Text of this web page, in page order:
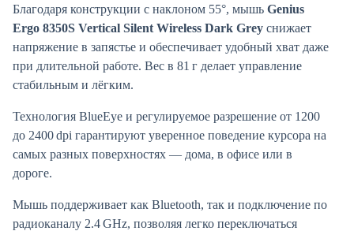
Благодаря конструкции с наклоном 55°, мышь Genius
Ergo 8350S Vertical Silent Wireless Dark Grey снижает
напряжение в запястье и обеспечивает удобный хват даже
при длительной работе. Вес в 81 г делает управление
стабильным и лёгким.
Технология BlueEye и регулируемое разрешение от 1200
до 2400 dpi гарантируют уверенное поведение курсора на
самых разных поверхностях — дома, в офисе или в
дороге.
Мышь поддерживает как Bluetooth, так и подключение по
радиоканалу 2.4 GHz, позволяя легко переключаться